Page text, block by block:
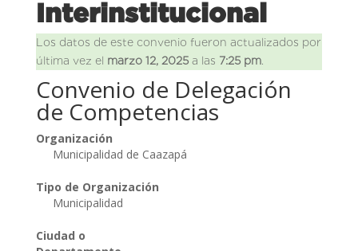
Interinstitucional
Los datos de este convenio fueron actualizados por
última vez el marzo 12, 2025a las 7:25 pm.
Convenio de Delegación
de Competencias
Organización
Municipalidad de Caazapá
Tipo de Organización
Municipalidad
Ciudad o